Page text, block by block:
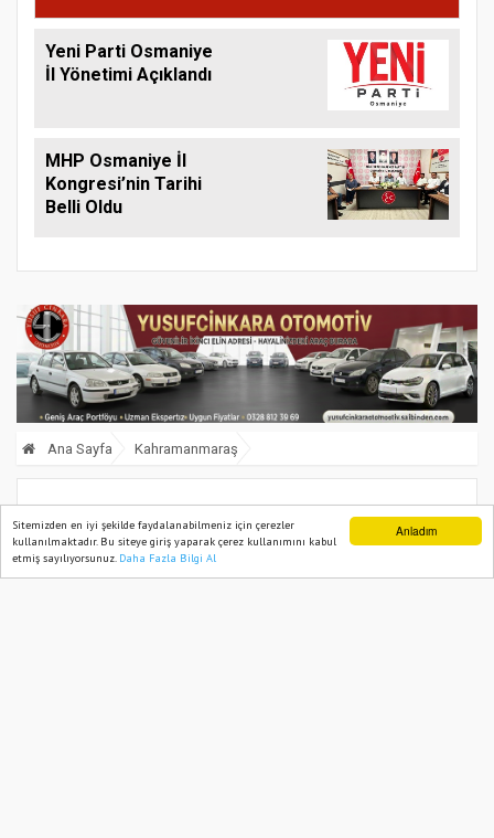
Anladım
Sitemizden en iyi şekilde faydalanabilmeniz için çerezler
kullanılmaktadır. Bu siteye giriş yaparak çerez kullanımını kabul
etmiş sayılıyorsunuz. Daha Fazla Bilgi Al
Yeni Parti Osmaniye
İl Yönetimi Açıklandı
MHP Osmaniye İl
Kongresi’nin Tarihi
Belli Oldu
Ana Sayfa Kahramanmaraş
Kahramanmaraş’ta kamyonetin
çarptığı akülü tekerlekli sandalyelerde
Ana Sayfa Web TV